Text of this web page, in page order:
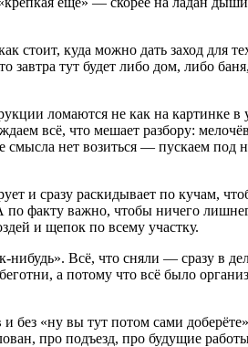
стоит, куда можно дать заход для
тут будет либо дом, либо
ломаются не как на картинке
всё, что мешает разбору:
нет возиться — пускаем под
и сразу раскидывает по кучам,
факту важно, чтобы ничего
и щепок по всему участку.
нибудь». Всё, что сняли — сразу в
а потому что всё было
без «ну вы тут потом сами
про подъезд, про будущие